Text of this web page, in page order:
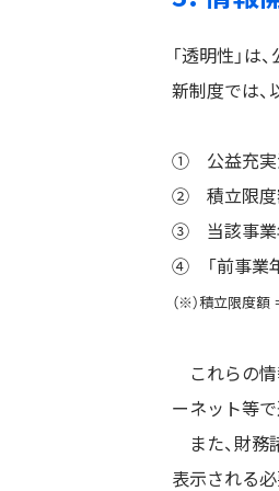
「透明性」は
新制度では、
① 公益充実活
② 積立限度額
③ 当該事業年
④ 「前事業
（※）積立限度
これらの情
ーネット等
また、財務
表示される